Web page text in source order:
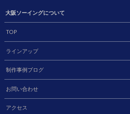
大阪ソーイングについて
TOP
ラインアップ
制作事例ブログ
お問い合わせ
アクセス